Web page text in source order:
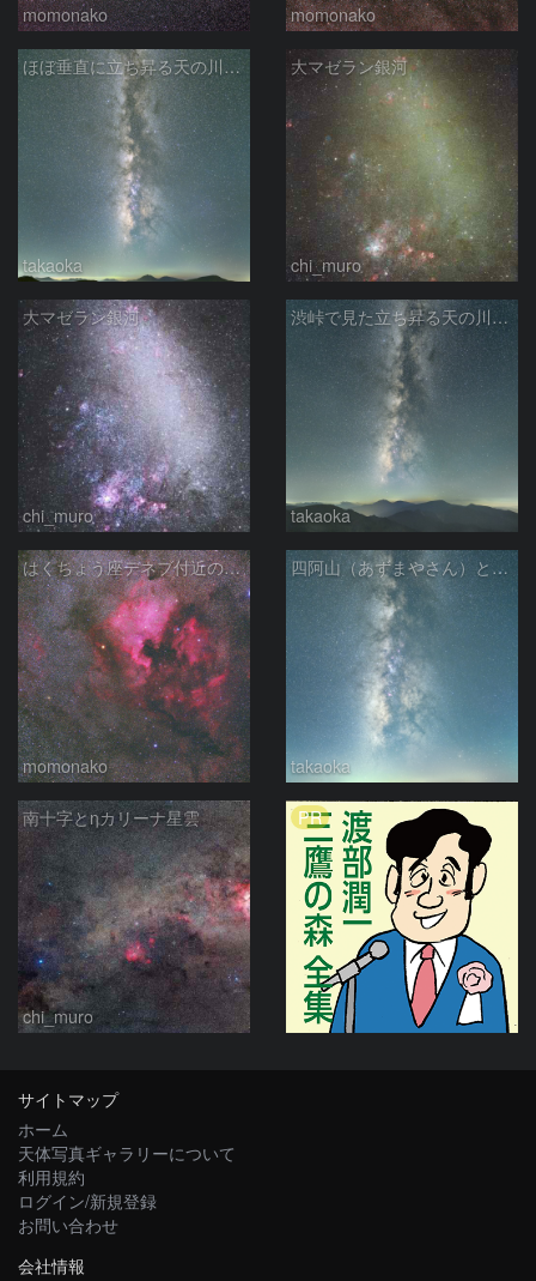
momonako momonako
ほぼ垂直に立ち昇る天の川銀河
takaoka
大マゼラン銀河
chi_muro
大マゼラン銀河
chi_muro
渋峠で見た立ち昇る天の川銀河
takaoka
はくちょう座デネブ付近の空域 260720
momonako
四阿山（あずまやさん）と立ち昇る夏の銀河
takaoka
南十字とηカリーナ星雲
chi_muro
PR
サイトマップ
ホーム
天体写真ギャラリーについて
利用規約
ログイン/新規登録
お問い合わせ
会社情報